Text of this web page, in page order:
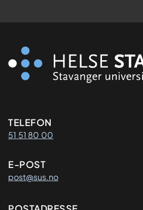
Kontaktinformasjon
TELEFON
51 51 80 00
E-POST
post@sus.no